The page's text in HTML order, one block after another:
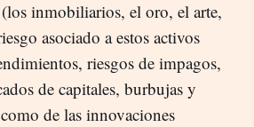
inmobiliarios, el oro, el arte,
asociado a estos activos
riesgos de impagos,
de capitales, burbujas y
de las innovaciones